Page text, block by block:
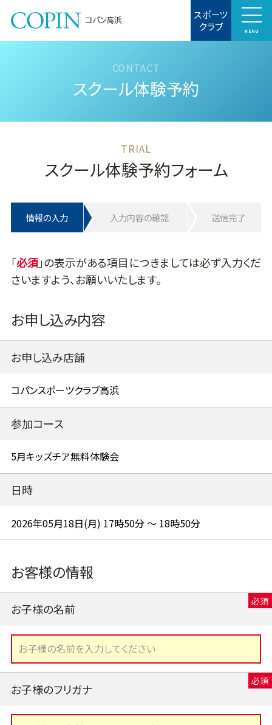
コパン高浜 スポーツ
クラブ MENU
スクール体験予約
スクール体験予約フォーム
情報の入力 入力内容の確認 送信完了
「
」の表示がある項目につきましては必ず入力くだ
さいますよう、お願いいたします。
お申し込み内容
お申し込み店舗
参加コース
日時
お客様の情報
お子様の名前
お子様のフリガナ